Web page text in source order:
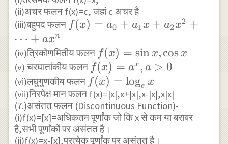
(ii)अचर फलन f(x)=c, जहां c अचर है
(iii)बहुपद फलन f(x)=a_{0}+a_{1}
x^{2}+\cdots+a
x^{n}
f(x) = a0 + a1 x + a2x2 +
⋯ + axn
(iv)त्रिकोणमितीय फलन f(x)=\sin
x ,\cos x
f(x) = sin x,cos x
(v) चरघातांकीय फलन f(x)=a^{x},
a>0
f(x) = ax , a > 0
(vi)लघुगुणकीय फलन f(x)=\log_{e}x
f(x) = loge x
(vii)निरपेक्ष मान फलन f(x)=|x|,x+|x|,x-|x|,x|x|
(7.)असंतत फलन (Discontinuous Function)-
(i)f(x)=[x]=अधिकतम पूर्णांक जो कि x से कम या बराबर
है,सभी पूर्णांकों पर असंतत है।
(ii)f(x)=x-[x],प्रत्येक पूर्णांक पर असंतत है।